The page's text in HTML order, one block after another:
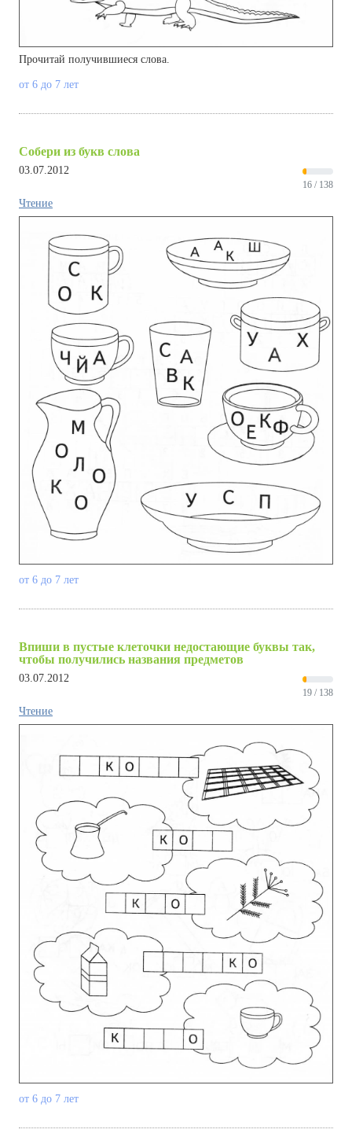
Прочитай получившиеся слова.
от 6 до 7 лет
Собери из букв слова
03.07.2012
16 / 138
Чтение
от 6 до 7 лет
Впиши в пустые клеточки недостающие буквы так,
чтобы получились названия предметов
03.07.2012
19 / 138
Чтение
от 6 до 7 лет